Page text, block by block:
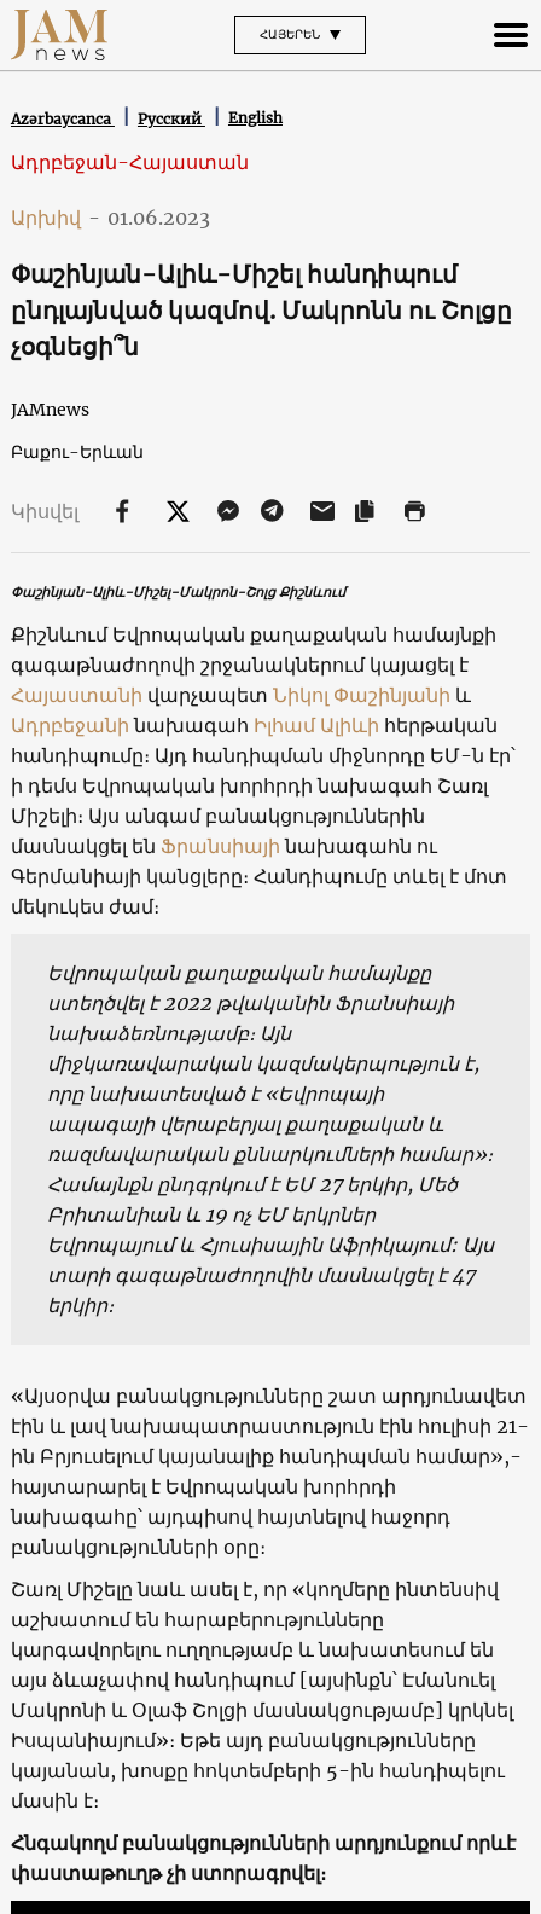
ՀԱՅԵՐԵՆ
Azərbaycanca Русский English
Ադրբեջան-Հայաստան
Արխիվ - 01.06.2023
Փաշինյան-Ալիև-Միշել հանդիպում
ընդլայնված կազմով. Մակրոնն ու Շոլցը
չօգնեցի՞ն
JAMnews
Բաքու-Երևան
Կիսվել
Փաշինյան-Ալիև-Միշել-Մակրոն-Շոլց Քիշնևում
Քիշնևում Եվրոպական քաղաքական համայնքի
գագաթնաժողովի շրջանակներում կայացել է
Հայաստանի վարչապետ Նիկոլ Փաշինյանի և
Ադրբեջանինախագահ Իլհամ Ալիևի հերթական
հանդիպումը։ Այդ հանդիպման միջնորդը ԵՄ-ն էր՝
ի դեմս Եվրոպական խորհրդի նախագահ Շառլ
Միշելի։ Այս անգամ բանակցություններին
մասնակցել են Ֆրանսիայինախագահն ու
Գերմանիայի կանցլերը։ Հանդիպումը տևել է մոտ
մեկուկես ժամ։
Եվրոպական քաղաքական համայնքը
ստեղծվել է 2022 թվականին Ֆրանսիայի
նախաձեռնությամբ։ Այն
միջկառավարական կազմակերպություն է,
որը նախատեսված է «Եվրոպայի
ապագայի վերաբերյալ քաղաքական և
ռազմավարական քննարկումների համար»։
Համայնքն ընդգրկում է ԵՄ 27 երկիր, Մեծ
Բրիտանիան և 19 ոչ ԵՄ երկրներ
Եվրոպայում և Հյուսիսային Աֆրիկայում: Այս
տարի գագաթնաժողովին մասնակցել է 47
երկիր։
«Այսօրվա բանակցությունները շատ արդյունավետ
էին և լավ նախապատրաստություն էին հուլիսի 21-
ին Բրյուսելում կայանալիք հանդիպման համար»,-
հայտարարել է Եվրոպական խորհրդի
նախագահը՝ այդպիսով հայտնելով հաջորդ
բանակցությունների օրը։
Շառլ Միշելը նաև ասել է, որ «կողմերը ինտենսիվ
աշխատում են հարաբերությունները
կարգավորելու ուղղությամբ և նախատեսում են
այս ձևաչափով հանդիպում [այսինքն՝ Էմանուել
Մակրոնի և Օլաֆ Շոլցի մասնակցությամբ] կրկնել
Իսպանիայում»։ Եթե ​​այդ բանակցությունները
կայանան, խոսքը հոկտեմբերի 5-ին հանդիպելու
մասին է։
Հնգակողմ բանակցությունների արդյունքում որևէ
փաստաթուղթ չի ստորագրվել։